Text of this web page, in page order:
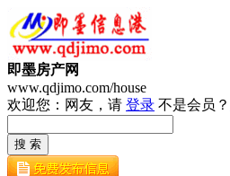
即墨房产网
www.qdjimo.com/house
欢迎您：网友，请 登录 不是会员？